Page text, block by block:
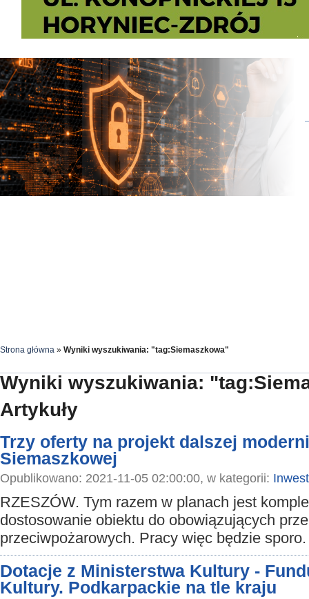
Strona główna » Wyniki wyszukiwania: "tag:Siemaszkowa"
Wyniki wyszukiwania:
Artykuły
Trzy oferty na projekt dalszej
Siemaszkowej
Opublikowano: 2021-11-05 02:00:00, w kategorii:
RZESZÓW. Tym razem w planach jest
dostosowanie obiektu do obowiązujących
przeciwpożarowych. Pracy więc będzie
Dotacje z Ministerstwa Kultury -
Kultury. Podkarpackie na tle kraju